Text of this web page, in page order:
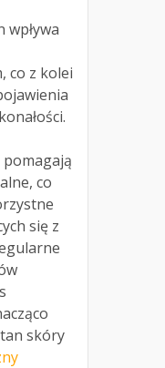
wpływa
co z kolei
co
się z
skóry